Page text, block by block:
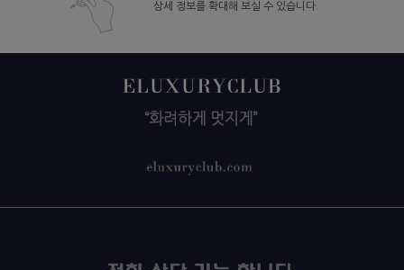
상세 정보를 확대해 보실 수 있습니다.